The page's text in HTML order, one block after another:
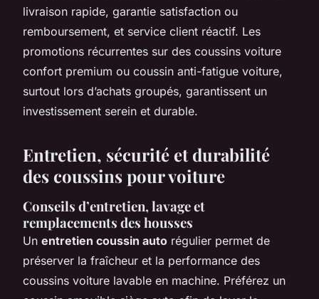
livraison rapide, garantie satisfaction ou
remboursement, et service client réactif. Les
promotions récurrentes sur des coussins voiture
confort premium ou coussin anti-fatigue voiture,
surtout lors d’achats groupés, garantissent un
investissement serein et durable.
Entretien, sécurité et durabilité
des coussins pour voiture
Conseils d’entretien, lavage et
remplacements des housses
Un entretien coussin auto régulier permet de
préserver la fraîcheur et la performance des
coussins voiture lavable en machine. Préférez un